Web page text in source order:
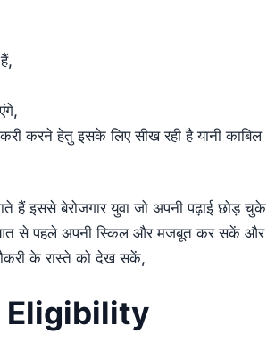
करने हेतु इसके लिए सीख रही है यानी काबिल
हैं इससे बेरोजगार युवा जो अपनी पढ़ाई छोड़ चुके
से पहले अपनी स्किल और मजबूत कर सकें और
नौकरी के रास्ते को देख सकें,
Eligibility